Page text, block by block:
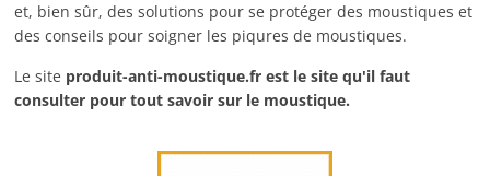
et, bien sûr, des solutions pour se protéger des moustiques et
des conseils pour soigner les piqures de moustiques.
Le site produit-anti-moustique.fr est le site qu'il faut
consulter pour tout savoir sur le moustique.